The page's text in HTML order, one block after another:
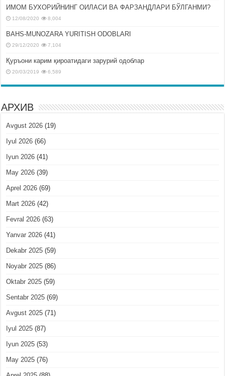
ИМОМ БУХОРИЙНИНГ ОИЛАСИ ВА ФАРЗАНДЛАРИ БЎЛГАНМИ?
12/08/2020 8,004
BAHS-MUNOZARA YURITISH ODOBLARI
29/12/2020 7,104
Қуръони карим қироатидаги зарурий одоблар
20/03/2019 6,589
АРХИВ
Avgust 2026 (19)
Iyul 2026 (66)
Iyun 2026 (41)
May 2026 (39)
Aprel 2026 (69)
Mart 2026 (42)
Fevral 2026 (63)
Yanvar 2026 (41)
Dekabr 2025 (59)
Noyabr 2025 (86)
Oktabr 2025 (59)
Sentabr 2025 (69)
Avgust 2025 (71)
Iyul 2025 (87)
Iyun 2025 (53)
May 2025 (76)